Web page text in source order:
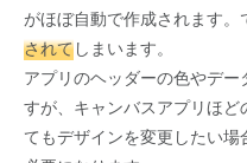
がほぼ自動で作成されます。
されてしまいます。
アプリのヘッダーの色やデー
すが、キャンバスアプリほど
てもデザインを変更したい